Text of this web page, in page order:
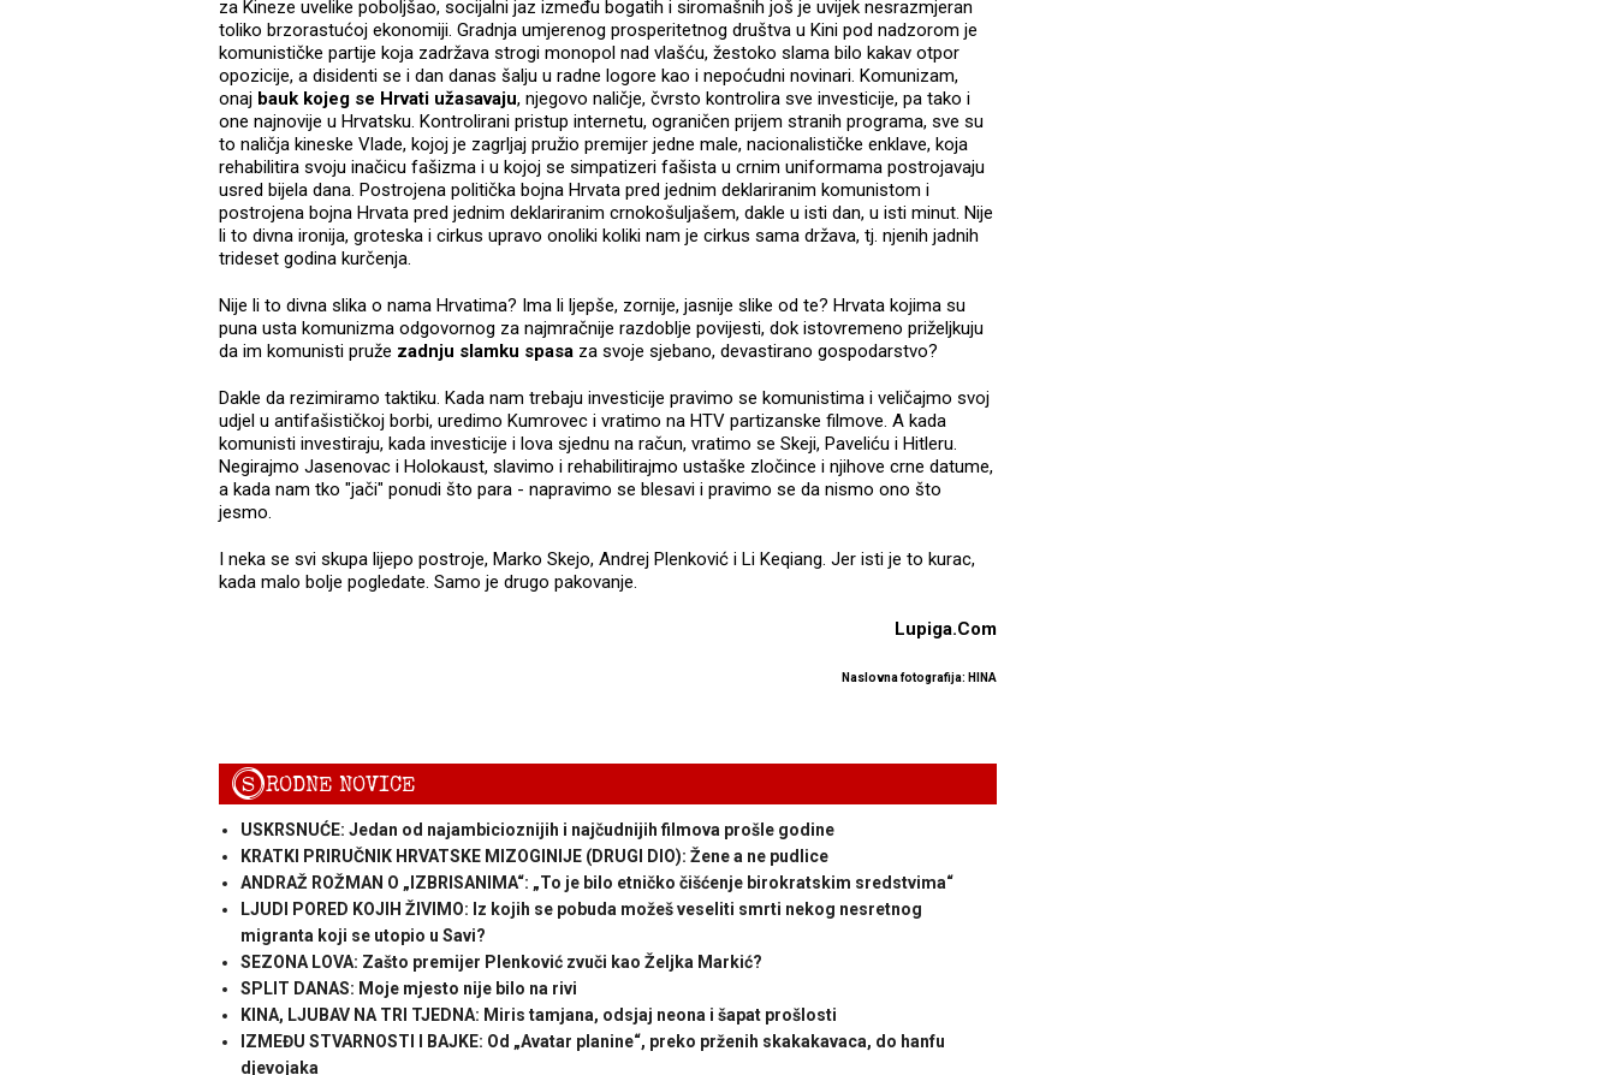
za Kineze uvelike poboljšao, socijalni jaz između bogatih i siromašnih još je uvijek nesrazmjeran
toliko brzorastućoj ekonomiji. Gradnja umjerenog prosperitetnog društva u Kini pod nadzorom je
komunističke partije koja zadržava strogi monopol nad vlašću, žestoko slama bilo kakav otpor
opozicije, a disidenti se i dan danas šalju u radne logore kao i nepoćudni novinari. Komunizam,
onaj bauk kojeg se Hrvati užasavaju, njegovo naličje, čvrsto kontrolira sve investicije, pa tako i
one najnovije u Hrvatsku. Kontrolirani pristup internetu, ograničen prijem stranih programa, sve su
to naličja kineske Vlade, kojoj je zagrljaj pružio premijer jedne male, nacionalističke enklave, koja
rehabilitira svoju inačicu fašizma i u kojoj se simpatizeri fašista u crnim uniformama postrojavaju
usred bijela dana. Postrojena politička bojna Hrvata pred jednim deklariranim komunistom i
postrojena bojna Hrvata pred jednim deklariranim crnokošuljašem, dakle u isti dan, u isti minut. Nije
li to divna ironija, groteska i cirkus upravo onoliki koliki nam je cirkus sama država, tj. njenih jadnih
trideset godina kurčenja.
Nije li to divna slika o nama Hrvatima? Ima li ljepše, zornije, jasnije slike od te? Hrvata kojima su
puna usta komunizma odgovornog za najmračnije razdoblje povijesti, dok istovremeno priželjkuju
da im komunisti pruže zadnju slamku spasa za svoje sjebano, devastirano gospodarstvo?
Dakle da rezimiramo taktiku. Kada nam trebaju investicije pravimo se komunistima i veličajmo svoj
udjel u antifašističkoj borbi, uredimo Kumrovec i vratimo na HTV partizanske filmove. A kada
komunisti investiraju, kada investicije i lova sjednu na račun, vratimo se Skeji, Paveliću i Hitleru.
Negirajmo Jasenovac i Holokaust, slavimo i rehabilitirajmo ustaške zločince i njihove crne datume,
a kada nam tko "jači" ponudi što para - napravimo se blesavi i pravimo se da nismo ono što
jesmo.
I neka se svi skupa lijepo postroje, Marko Skejo, Andrej Plenković i Li Keqiang. Jer isti je to kurac,
kada malo bolje pogledate. Samo je drugo pakovanje.
Lupiga.Com
Naslovna fotografija: HINA
SRODNE NOVICE
USKRSNUĆE: Jedan od najambicioznijih i najčudnijih filmova prošle godine
KRATKI PRIRUČNIK HRVATSKE MIZOGINIJE (DRUGI DIO): Žene a ne pudlice
ANDRAŽ ROŽMAN O „IZBRISANIMA“: „To je bilo etničko čišćenje birokratskim sredstvima“
LJUDI PORED KOJIH ŽIVIMO: Iz kojih se pobuda možeš veseliti smrti nekog nesretnog
migranta koji se utopio u Savi?
SEZONA LOVA: Zašto premijer Plenković zvuči kao Željka Markić?
SPLIT DANAS: Moje mjesto nije bilo na rivi
KINA, LJUBAV NA TRI TJEDNA: Miris tamjana, odsjaj neona i šapat prošlosti
IZMEĐU STVARNOSTI I BAJKE: Od „Avatar planine“, preko prženih skakakavaca, do hanfu
djevojaka